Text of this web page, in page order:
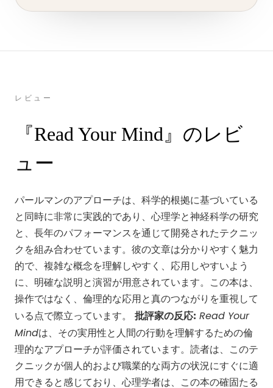
レビュー
『Read Your Mind』のレビ
ュー
パールマンのアプローチは、科学的根拠に基づいている
と同時に非常に実践的であり、心理学と神経科学の研究
と、長年のパフォーマンスを通じて開発されたテクニッ
クを組み合わせています。彼の文章は分かりやすく魅力
的で、複雑な概念を理解しやすく、応用しやすいよう
に、明確な説明と演習が用意されています。この本は、
操作ではなく、倫理的な応用と真のつながりを重視して
いる点で際立っています。 批評家の反応: Read Your
Mindは、その実用性と人間の行動を理解するための倫
理的なアプローチが評価されています。読者は、このテ
クニックが個人的および職業的な両方の状況にすぐに適
用できると感じており、心理学者は、この本の確固たる